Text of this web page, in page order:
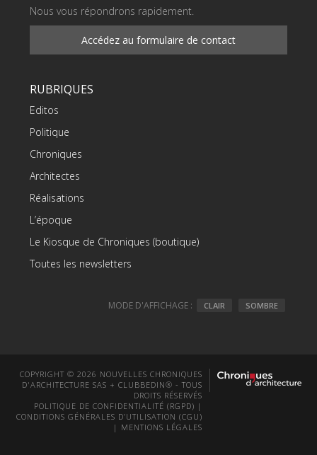
Nous vous répondrons rapidement.
Accédez au formulaire de contact
RUBRIQUES
Editos
Politique
Chroniques
Architectes
Réalisations
L’époque
Le Kiosque de Chroniques (boutique)
Toutes les newsletters
MODE D'AFFICHAGE : CLAIR SOMBRE
COPYRIGHT © 2026 NOUVELLES CHRONIQUES
D'ARCHITECTURE SAS + CLUBBEDIN® - TOUS
DROITS RÉSERVÉS
POLITIQUE DE CONFIDENTIALITÉ (RGPD) |
CONDITIONS GÉNÉRALES D’UTILISATION (CGU)
| MENTIONS LÉGALES